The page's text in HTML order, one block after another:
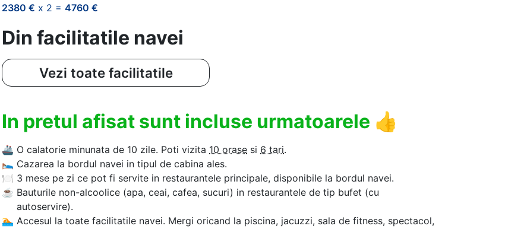
2380 € x 2 = 4760 €
Din facilitatile navei
Vezi toate facilitatile
In pretul afisat sunt incluse urmatoarele 👍
🚢 O calatorie minunata de 10 zile. Poti vizita 10 orase si 6 tari.
🛌 Cazarea la bordul navei in tipul de cabina ales.
🍽 3 mese pe zi ce pot fi servite in restaurantele principale, disponibile la bordul navei.
☕ Bauturile non-alcoolice (apa, ceai, cafea, sucuri) in restaurantele de tip bufet (cu
autoservire).
🏊‍ Accesul la toate facilitatile navei. Mergi oricand la piscina, jacuzzi, sala de fitness, spectacol,